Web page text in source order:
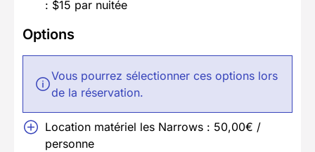
: $15 par nuitée
Options
Vous pourrez sélectionner ces options lors
de la réservation.
Location matériel les Narrows : 50,00€ /
personne